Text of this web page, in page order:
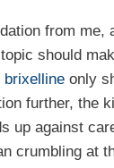
from me,
should
brixelline only
further, the
up against
crumbling at